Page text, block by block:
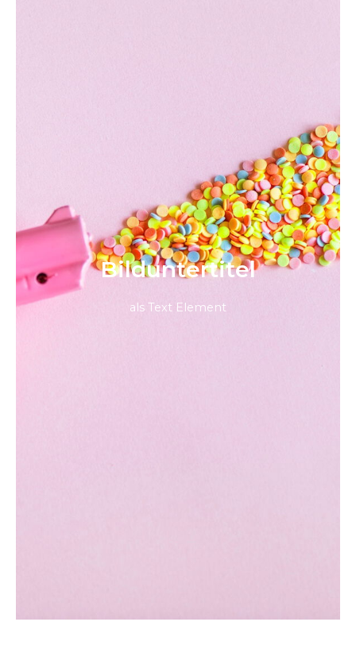
Bild­unter­titel
als Text Element